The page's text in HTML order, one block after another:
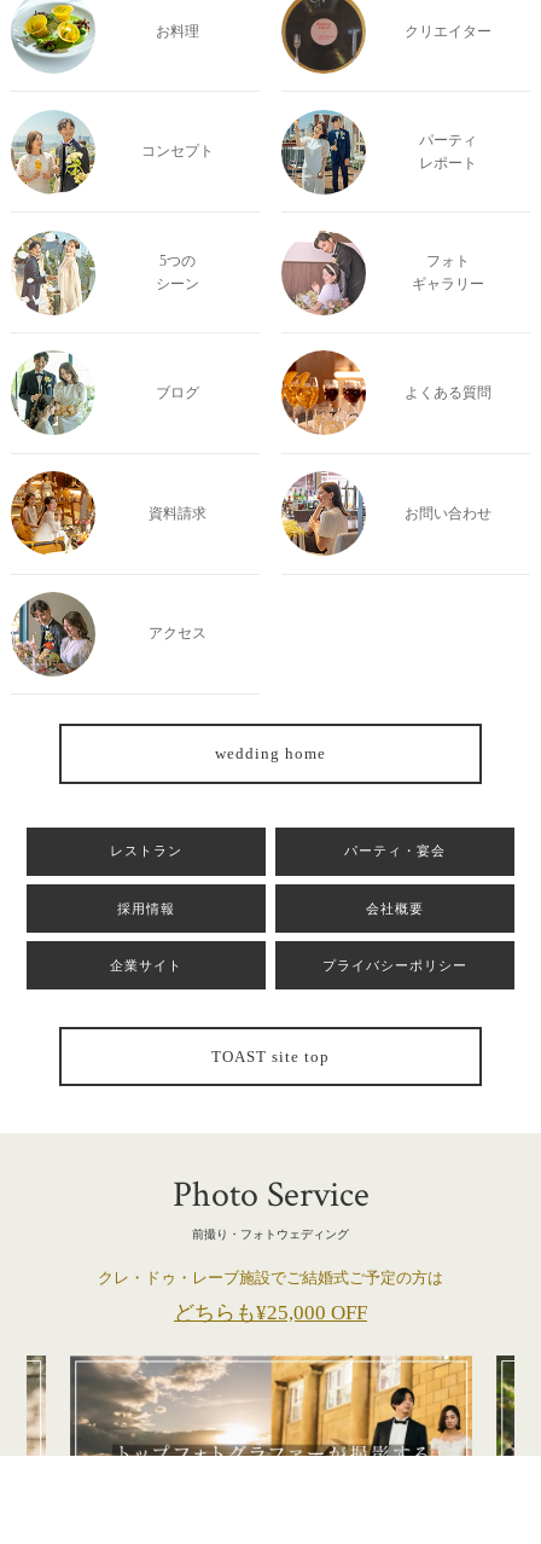
お料理 クリエイター
コンセプト
パーティ
レポート
5つの
シーン
フォト
ギャラリー
ブログ よくある質問
資料請求 お問い合わせ
アクセス
wedding home
レストラン パーティ・宴会
採用情報 会社概要
企業サイト プライバシーポリシー
TOAST site top
Photo Service
前撮り・フォトウェディング
クレ・ドゥ・レーブ施設でご結婚式ご予定の方は
どちらも¥25,000 OFF